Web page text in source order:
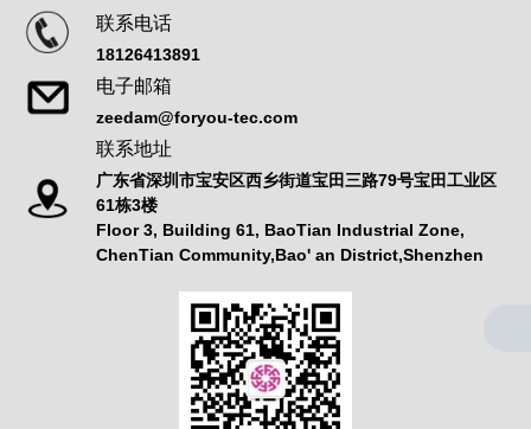
联系电话
18126413891
电子邮箱
zeedam@foryou-tec.com
联系地址
广东省深圳市宝安区西乡街道宝田三路79号宝田工业区
61栋3楼
Floor 3, Building 61, BaoTian Industrial Zone,
ChenTian Community,Bao' an District,Shenzhen